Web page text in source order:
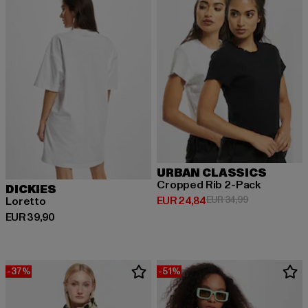
DICKIES
Loretto
EUR 39,90
Derzeitiger Preis: EUR 39,90
URBAN CLASSICS
Cropped Rib 2-Pack
EUR 24,84
Derzeitiger Preis: EUR 24,84
EUR 34,99Aktionspreis:
-37% -51%